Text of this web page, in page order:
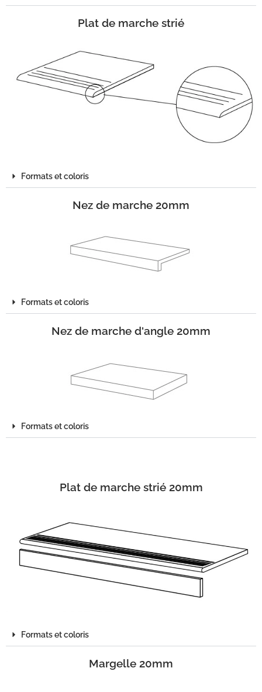
Plat de marche strié
Formats et coloris
Nez de marche 20mm
Formats et coloris
Nez de marche d'angle 20mm
Formats et coloris
Plat de marche strié 20mm
Formats et coloris
Margelle 20mm